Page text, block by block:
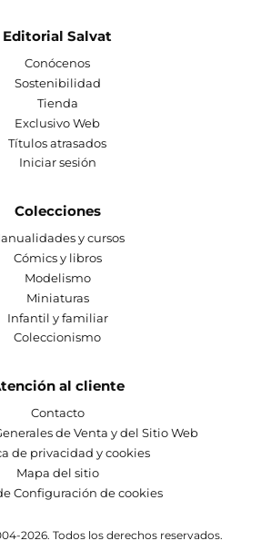
Editorial Salvat
Conócenos
Sostenibilidad
Tienda
Exclusivo Web
Títulos atrasados
Iniciar sesión
Colecciones
y cursos
Cómics y libros
Modelismo
Miniaturas
Infantil y familiar
Coleccionismo
al cliente
Contacto
de Venta y del Sitio Web
de privacidad y cookies
Mapa del sitio
Configuración de cookies
2026. Todos los derechos reservados.